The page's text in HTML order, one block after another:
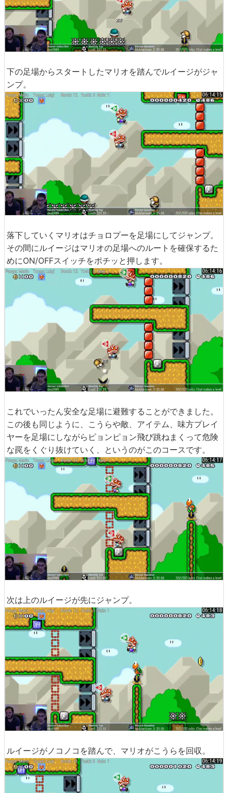
下の足場からスタートしたマリオを踏んでルイージがジャ
ンプ。
落下していくマリオはチョロプーを足場にしてジャンプ。
その間にルイージはマリオの足場へのルートを確保するた
めにON/OFFスイッチをポチッと押します。
これでいったん安全な足場に避難することができました。
この後も同じように、こうらや敵、アイテム、味方プレイ
ヤーを足場にしながらピョンピョン飛び跳ねまくって危険
な罠をくぐり抜けていく、というのがこのコースです。
次は上のルイージが先にジャンプ。
ルイージがノコノコを踏んで、マリオがこうらを回収。